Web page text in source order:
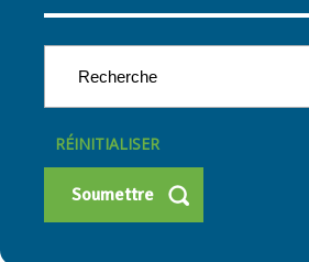
RÉINITIALISER